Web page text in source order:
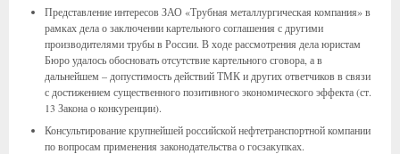
Представление интересов ЗАО «Трубная металлургическая компания» в
рамках дела о заключении картельного соглашения с другими
производителями трубы в России. В ходе рассмотрения дела юристам
Бюро удалось обосновать отсутствие картельного сговора, а в
дальнейшем – допустимость действий ТМК и других ответчиков в связи
с достижением существенного позитивного экономического эффекта (ст.
13 Закона о конкуренции).
Консультирование крупнейшей российской нефтетранспортной компании
по вопросам применения законодательства о госзакупках.